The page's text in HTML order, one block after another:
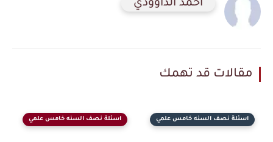
احمد الداوودي
مقالات قد تهمك
اسئلة نصف السنه خامس علمي اسئلة نصف السنه خامس علمي